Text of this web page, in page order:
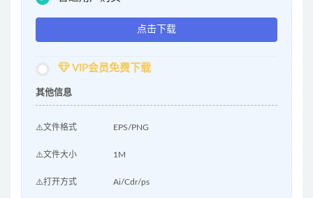
点击下载
VIP会员免费下载
其他信息
⚠️文件格式 EPS/PNG
⚠️文件大小 1M
⚠️打开方式 Ai/Cdr/ps